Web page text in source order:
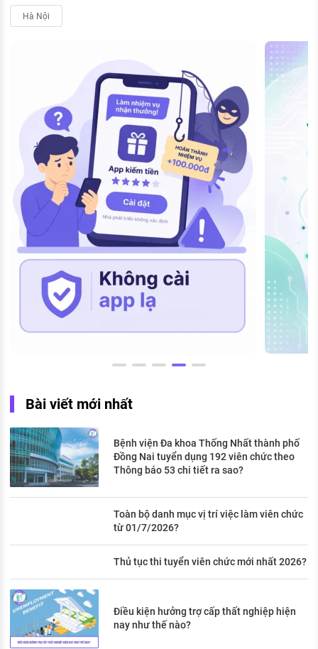
Hà Nội
Bài viết mới nhất
Bệnh viện Đa khoa Thống Nhất thành phố
Đồng Nai tuyển dụng 192 viên chức theo
Thông báo 53 chi tiết ra sao?
Toàn bộ danh mục vị trí việc làm viên chức
từ 01/7/2026?
Thủ tục thi tuyển viên chức mới nhất 2026?
Điều kiện hưởng trợ cấp thất nghiệp hiện
nay như thế nào?